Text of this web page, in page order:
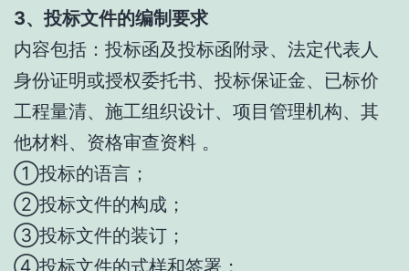
3、投标文件的编制要求
内容包括：投标函及投标函附录、法定代表人
身份证明或授权委托书、投标保证金、已标价
工程量清、施工组织设计、项目管理机构、其
他材料、资格审查资料 。
①投标的语言；
②投标文件的构成；
③投标文件的装订；